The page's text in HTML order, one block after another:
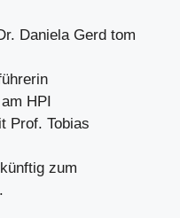
Daniela Gerd tom
HPI
Prof. Tobias
zum